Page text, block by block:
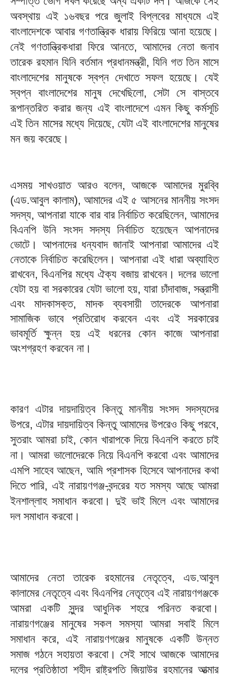
অবস্থায় এই ১৬বছর পরে জুলাই বিপ্লবের মাধ্যমে এই
বাংলাদেশকে আবার গণতান্ত্রিক ধারায় ফিরিয়ে আনা হয়েছে।
নেই গণতান্ত্রিকধারা ফিরে আনতে, আমাদের নেতা জনাব
তারেক রহমান যিনি বর্তমান প্রধানমন্ত্রী, যিনি গত তিন মাসে
বাংলাদেশের মানুষকে স্বপ্ন দেখাতে সফল হয়েছে। যেই
স্বপ্ন বাংলাদেশের মানুষ দেখেছিলো, সেটা সে বাস্তবে
রূপান্তরিত করার জন্য এই বাংলাদেশে এমন কিছু কর্মসূচি
এই তিন মাসের মধ্যে দিয়েছে, যেটা এই বাংলাদেশের মানুষের
মন জয় করেছে।
এসময় সাখওয়াত আরও বলেন, আজকে আমাদের মুরব্বি
(এড.আবুল কালাম), আমাদের এই ৫ আসনের মাননীয় সংসদ
সদস্য, আপনারা যাকে বার বার নির্বাচিত করেছিলেন, আমাদের
বিএনপি উনি সংসদ সদস্য নির্বাচিত হয়েছেন আপনাদের
ভোটে। আপনাদের ধন্যবাদ জানাই আপনারা আমাদের এই
নেতাকে নির্বাচিত করেছিলেন। আপনারা এই ধারা অব্যাহিত
রাখবেন, বিএনপির মধ্যে ঐক্য বজায় রাখবেন। দলের ভালো
যেটা হয় বা সরকারের যেটা ভালো হয়, যারা চাঁদাবাজ, সন্ত্রাসী
এবং মাদকাসক্ত, মাদক ব্যবসায়ী তাদেরকে আপনারা
সামাজিক ভাবে প্রতিরোধ করবেন এবং এই সরকারের
ভাবমূর্তি ক্ষুন্ন হয় এই ধরনের কোন কাজে আপনারা
অংশগ্রহণ করবেন না।
কারণ এটার দায়দায়িত্ব কিন্তু মাননীয় সংসদ সদস্যদের
উপরে, এটার দায়দায়িত্ব কিন্তু আমাদের উপরেও কিছু পরবে,
সুতরাং আমরা চাই, কোন খারাপকে দিয়ে বিএনপি করতে চাই
না। আমরা ভালোদেরকে নিয়ে বিএনপি করবো এবং আমাদের
এমপি সাহেব আছেন, আমি প্রশাসক হিসেবে আপনাদের কথা
দিতে পারি, এই নারায়ণগঞ্জ-বন্দরের যত সমস্য আছে আমরা
ইনশাল্লাহ সমাধান করবো। দুই ভাই মিলে এবং আমাদের
দল সমাধান করবো।
আমাদের নেতা তারেক রহমানের নেতৃত্বে, এড.আবুল
কালামের নেতৃত্বে এবং বিএনপির নেতৃত্বে এই নারায়ণগঞ্জকে
আমরা একটি সুন্দর আধুনিক শহরে পরিনত করবো।
নারায়ণগঞ্জের মানুষের সকল সমস্যা আমরা সবাই মিলে
সমাধান করে, এই নারায়ণগঞ্জের মানুষকে একটি উন্নত
সমাজ গঠনে সহায়তা করবো। সেই সাথে আজকে আমাদের
দলের প্রতিষ্ঠাতা শহীদ রাষ্ট্রপতি জিয়াউর রহমানের আত্মার